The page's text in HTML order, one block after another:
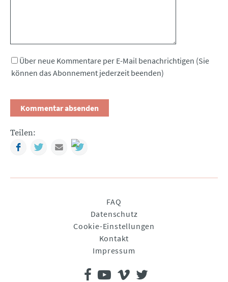
Über neue Kommentare per E-Mail benachrichtigen (Sie
können das Abonnement jederzeit beenden)
Teilen:
FacebookTwitterMail
FAQ
Datenschutz
Cookie-Einstellungen
Kontakt
Impressum